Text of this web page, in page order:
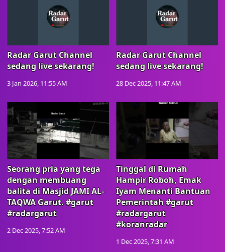
Radar Garut Channel
sedang live sekarang!
3 Jan 2026, 11:55 AM
Radar Garut Channel
sedang live sekarang!
28 Dec 2025, 11:47 AM
Seorang pria yang tega
dengan membuang
balita di Masjid JAMI AL-
TAQWA Garut. #garut
#radargarut
2 Dec 2025, 7:52 AM
Tinggal di Rumah
Hampir Roboh, Emak
Iyam Menanti Bantuan
Pemerintah #garut
#radargarut
#koranradar
1 Dec 2025, 7:31 AM